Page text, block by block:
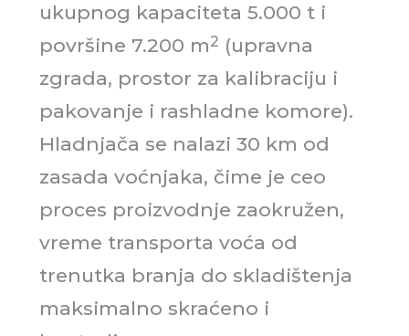
ukupnog kapaciteta 5.000 t i
površine 7.200 m2 (upravna
zgrada, prostor za kalibraciju i
pakovanje i rashladne komore).
Hladnjača se nalazi 30 km od
zasada voćnjaka, čime je ceo
proces proizvodnje zaokružen,
vreme transporta voća od
trenutka branja do skladištenja
maksimalno skraćeno i